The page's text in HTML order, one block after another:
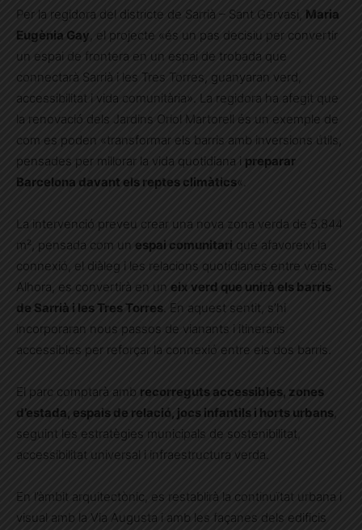
Per la regidora del districte de Sarrià – Sant Gervasi, Maria
Eugènia Gay, el projecte «és un pas decisiu per convertir
un espai de frontera en un espai de trobada que
connectarà Sarrià i les Tres Torres, guanyaran verd,
accessibilitat i vida comunitària». La regidora ha afegit que
la renovació dels Jardins Oriol Martorell és un exemple de
com es poden «transformar els barris amb inversions útils,
pensades per millorar la vida quotidiana i preparar
Barcelona davant els reptes climàtics«.
La intervenció preveu crear una nova zona verda de 5.844
m², pensada com un espai comunitari que afavoreixi la
connexió, el diàleg i les relacions quotidianes entre veïns.
Alhora, es convertirà en un eix verd que unirà els barris
de Sarrià i les Tres Torres. En aquest sentit, s’hi
incorporaran nous passos de vianants i itineraris
accessibles per reforçar la connexió entre els dos barris.
El parc comptarà amb recorreguts accessibles, zones
d’estada, espais de relació, jocs infantils i horts urbans,
seguint les estratègies municipals de sostenibilitat,
accessibilitat universal i infraestructura verda.
En l’àmbit arquitectònic, es restablirà la continuïtat urbana i
visual amb la Via Augusta i amb les façanes dels edificis